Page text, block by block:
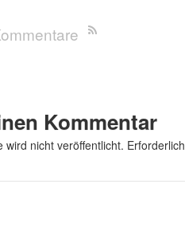
Kommentar
wird nicht veröffentlicht.